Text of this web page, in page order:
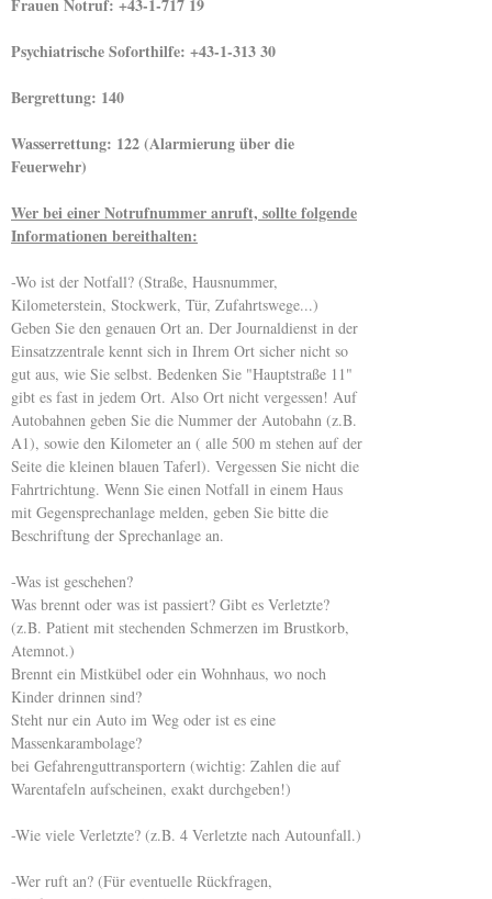
Frauen Notruf: +43-1-717 19
Psychiatrische Soforthilfe: +43-1-313 30
Bergrettung: 140
Wasserrettung: 122 (Alarmierung über die
Feuerwehr)
Wer bei einer Notrufnummer anruft, sollte folgende
Informationen bereithalten:
-Wo ist der Notfall? (Straße, Hausnummer,
Kilometerstein, Stockwerk, Tür, Zufahrtswege...)
Geben Sie den genauen Ort an. Der Journaldienst in der
Einsatzzentrale kennt sich in Ihrem Ort sicher nicht so
gut aus, wie Sie selbst. Bedenken Sie "Hauptstraße 11"
gibt es fast in jedem Ort. Also Ort nicht vergessen! Auf
Autobahnen geben Sie die Nummer der Autobahn (z.B.
A1), sowie den Kilometer an ( alle 500 m stehen auf der
Seite die kleinen blauen Taferl). Vergessen Sie nicht die
Fahrtrichtung. Wenn Sie einen Notfall in einem Haus
mit Gegensprechanlage melden, geben Sie bitte die
Beschriftung der Sprechanlage an.
-Was ist geschehen?
Was brennt oder was ist passiert? Gibt es Verletzte?
(z.B. Patient mit stechenden Schmerzen im Brustkorb,
Atemnot.)
Brennt ein Mistkübel oder ein Wohnhaus, wo noch
Kinder drinnen sind?
Steht nur ein Auto im Weg oder ist es eine
Massenkarambolage?
bei Gefahrenguttransportern (wichtig: Zahlen die auf
Warentafeln aufscheinen, exakt durchgeben!)
-Wie viele Verletzte? (z.B. 4 Verletzte nach Autounfall.)
-Wer ruft an? (Für eventuelle Rückfragen,